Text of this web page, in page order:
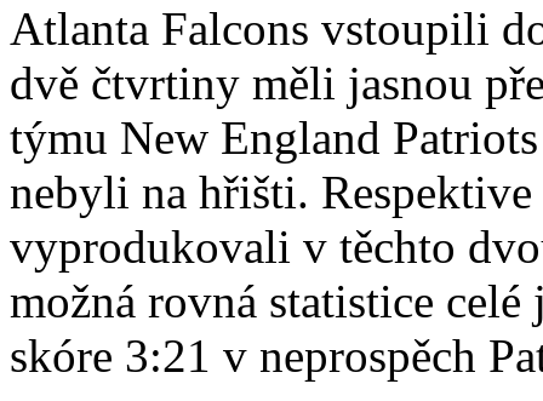
Atlanta Falcons vstoupili
dvě čtvrtiny měli jasnou
týmu New England
nebyli na hřišti.
vyprodukovali v těchto
možná rovná statistice
skóre 3:21 v neprospěch